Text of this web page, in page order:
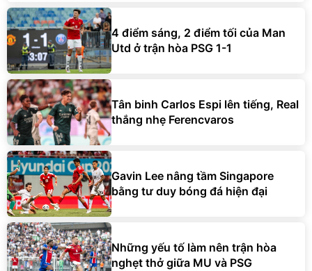
4 điểm sáng, 2 điểm tối của Man
Utd ở trận hòa PSG 1-1
Tân binh Carlos Espi lên tiếng, Real
thắng nhẹ Ferencvaros
Gavin Lee nâng tầm Singapore
bằng tư duy bóng đá hiện đại
Những yếu tố làm nên trận hòa
nghẹt thở giữa MU và PSG